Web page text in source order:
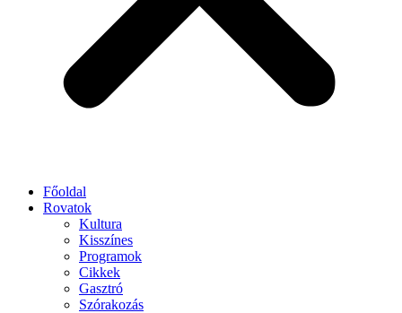
Főoldal
Rovatok
Kultura
Kisszínes
Programok
Cikkek
Gasztró
Szórakozás